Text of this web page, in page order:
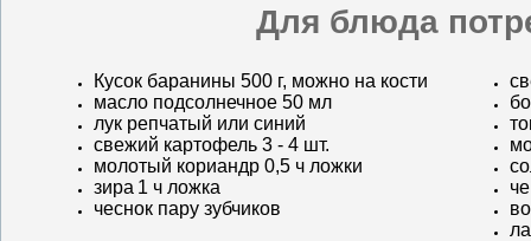
Для блюда
Кусок баранины 500 г, можно на кости
масло подсолнечное 50 мл
лук репчатый или синий
свежий картофель 3 - 4 шт.
молотый кориандр 0,5 ч ложки
зира 1 ч ложка
чеснок пару зубчиков